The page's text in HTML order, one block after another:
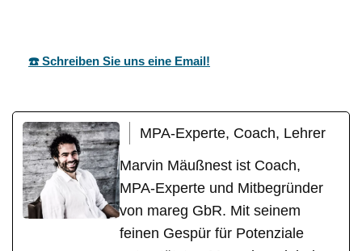
☎️ Schreiben Sie uns eine Email!
MPA-Experte, Coach, Lehrer
Marvin Mäußnest ist Coach,
MPA-Experte und Mitbegründer
von mareg GbR. Mit seinem
feinen Gespür für Potenziale